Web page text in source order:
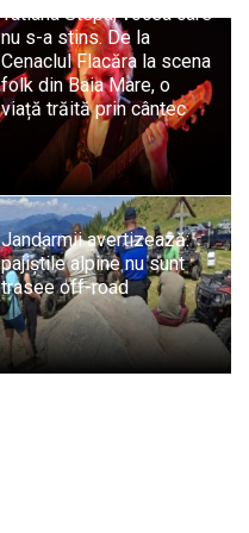
Tatiana Stepa, vocea care
nu s-a stins. De la
Cenaclul Flacăra la scena
folk din Baia Mare, o
viață trăită prin cântec
Jandarmii avertizează:
pajiștile alpine nu sunt
trasee off-road